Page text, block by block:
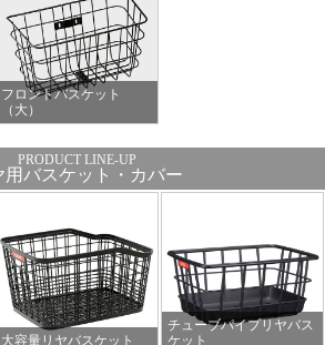
フロントバスケット
（大）
用バスケット・カバー
大容量リヤバスケット
チューブパイプリヤバス
ケット